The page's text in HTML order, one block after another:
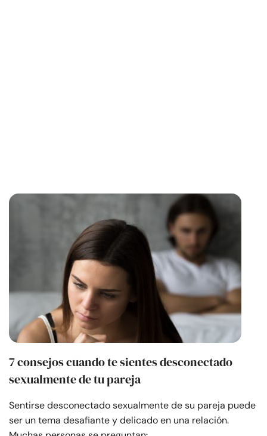
7 consejos cuando te sientes desconectado
sexualmente de tu pareja
Sentirse desconectado sexualmente de su pareja puede
ser un tema desafiante y delicado en una relación.